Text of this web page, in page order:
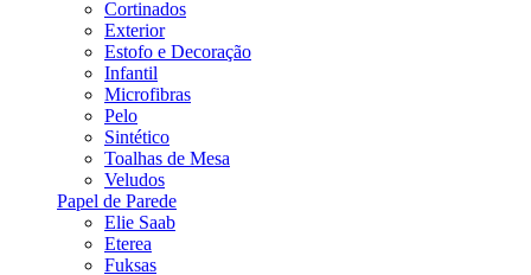
Cortinados
Exterior
Estofo e Decoração
Infantil
Microfibras
Pelo
Sintético
Toalhas de Mesa
Veludos
Papel de Parede
Elie Saab
Eterea
Fuksas